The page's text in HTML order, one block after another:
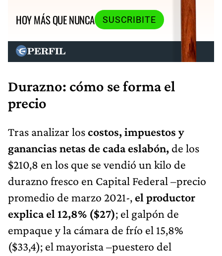
HOY MÁS QUE NUNCA
SUSCRIBITE
Durazno: cómo se forma el
precio
Tras analizar loscostos, impuestos y
ganancias netas de cada eslabón, de los
$210,8 en los que se vendió un kilo de
durazno fresco en Capital Federal –precio
promedio de marzo 2021-, el productor
explica el 12,8% ($27); el galpón de
empaque y la cámara de frío el 15,8%
($33,4); el mayorista –puestero del